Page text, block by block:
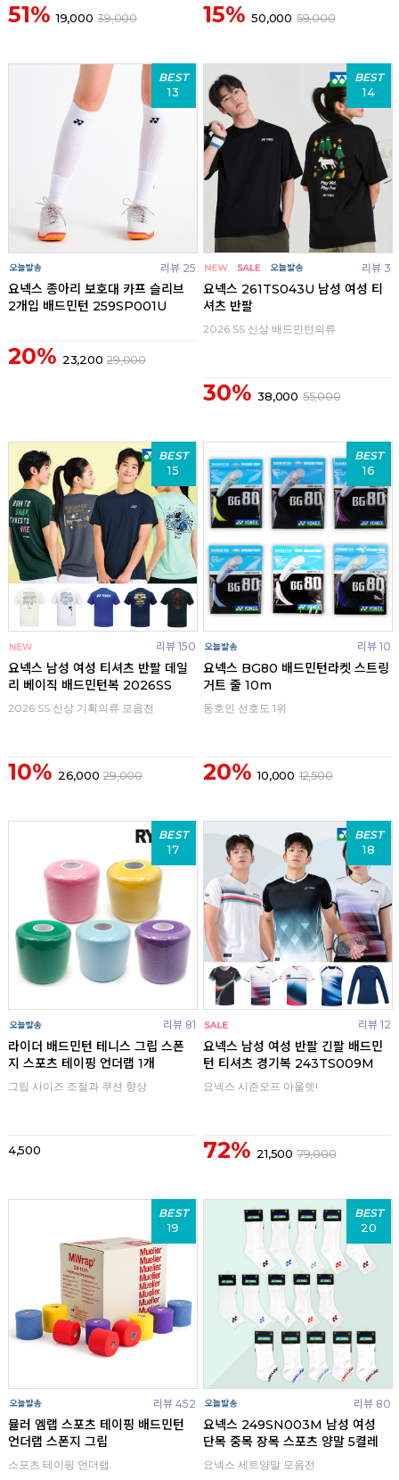
51% 19,000 39,000 15% 50,000 59,000
BEST
13
리뷰 25
요넥스 종아리 보호대 카프 슬리브
2개입 배드민턴 259SP001U
20% 23,200 29,000
BEST
14
리뷰 3
요넥스 261TS043U 남성 여성 티
셔츠 반팔
2026 SS 신상 배드민턴의류
30% 38,000 55,000
BEST
15
리뷰 150
요넥스 남성 여성 티셔츠 반팔 데일
리 베이직 배드민턴복 2026SS
2026 SS 신상 기획의류 모음전
10% 26,000 29,000
BEST
16
리뷰 10
요넥스 BG80 배드민턴라켓 스트링
거트 줄 10m
동호인 선호도 1위
20% 10,000 12,500
BEST
17
리뷰 81
라이더 배드민턴 테니스 그립 스폰
지 스포츠 테이핑 언더랩 1개
그립 사이즈 조절과 쿠션 향상
4,500
BEST
18
리뷰 12
요넥스 남성 여성 반팔 긴팔 배드민
턴 티셔츠 경기복 243TS009M
요넥스 시즌오프 아울렛!
72% 21,500 79,000
BEST
19
리뷰 452
뮬러 엠랩 스포츠 테이핑 배드민턴
언더랩 스폰지 그립
스포츠 테이핑 언더랩
BEST
20
리뷰 80
요넥스 249SN003M 남성 여성
단목 중목 장목 스포츠 양말 5켤레
요넥스 세트양말 모음전